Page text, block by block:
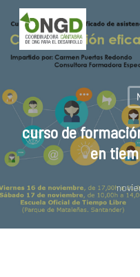
Skip
main
content
curso de
en